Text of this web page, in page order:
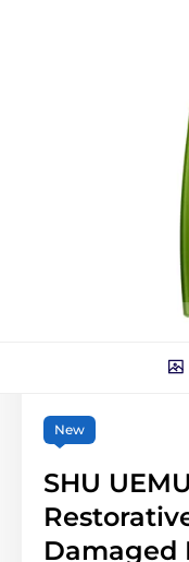
New
SHU
Damaged